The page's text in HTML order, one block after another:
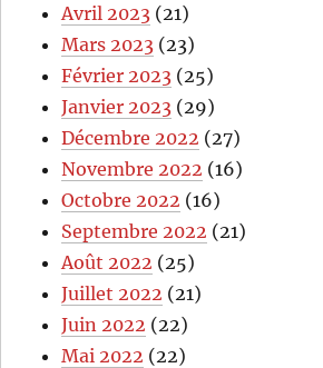
Avril 2023 (21)
Mars 2023 (23)
Février 2023 (25)
Janvier 2023 (29)
Décembre 2022 (27)
Novembre 2022 (16)
Octobre 2022 (16)
Septembre 2022 (21)
Août 2022 (25)
Juillet 2022 (21)
Juin 2022 (22)
Mai 2022 (22)